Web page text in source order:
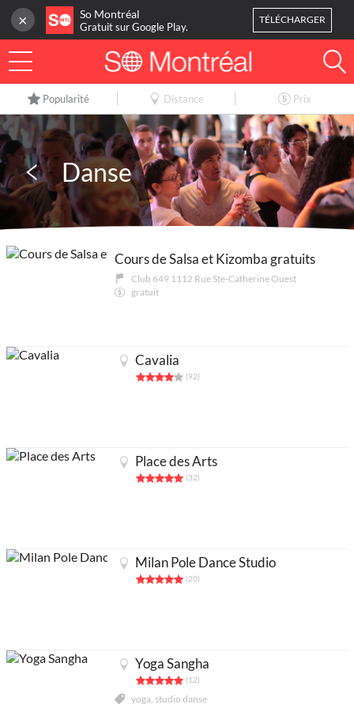
× So Montréal
Gratuit sur Google Play.
TÉLÉCHARGER
CONNEXION
Ouinscrivez-vous
Accueil
Blog
Mes favoris
Publier une activité
Acheter abonnés Instagram et Facebook
Google Ads Click Fraud Protection and Prevention
Popularité Distance Prix
Danse
Cours de Salsa et Kizomba gratuits
Club 649 1112 Rue Ste-Catherine Ouest
gratuit
Cavalia
(92)
Place des Arts
(32)
Milan Pole Dance Studio
(20)
Yoga Sangha
(12)
yoga, studio danse